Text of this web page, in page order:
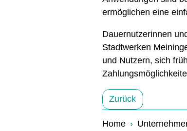
ermöglichen eine
Dauernutzerinnen
Stadtwerken
und Nutzern, sich
Zurück
Home